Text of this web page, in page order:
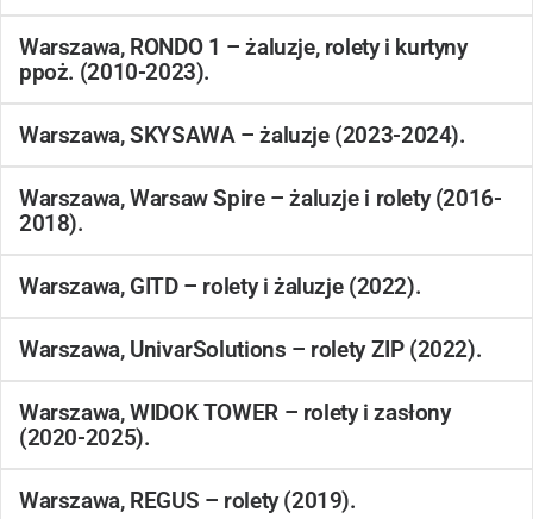
Warszawa, RONDO 1 – żaluzje, rolety i kurtyny
ppoż. (2010-2023).
Warszawa, SKYSAWA – żaluzje (2023-2024).
Warszawa, Warsaw Spire – żaluzje i rolety (2016-
2018).
Warszawa, GITD – rolety i żaluzje (2022).
Warszawa, UnivarSolutions – rolety ZIP (2022).
Warszawa, WIDOK TOWER – rolety i zasłony
(2020-2025).
Warszawa, REGUS – rolety (2019).